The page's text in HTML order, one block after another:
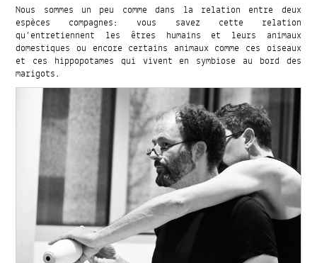
Nous sommes un peu comme dans la relation entre deux
espèces compagnes: vous savez cette relation
qu’entretiennent les êtres humains et leurs animaux
domestiques ou encore certains animaux comme ces oiseaux
et ces hippopotames qui vivent en symbiose au bord des
marigots.